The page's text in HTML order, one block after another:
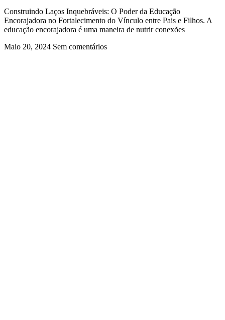
Construindo Laços Inquebráveis: O Poder da Educação
Encorajadora no Fortalecimento do Vínculo entre Pais e Filhos. A
educação encorajadora é uma maneira de nutrir conexões
Maio 20, 2024 Sem comentários